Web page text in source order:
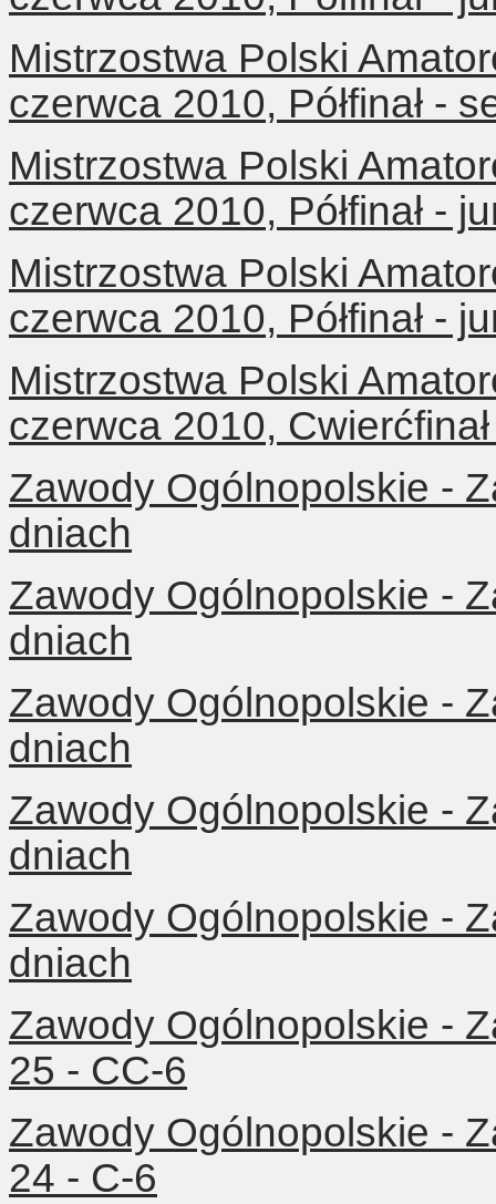
Mistrzostwa Polski
czerwca 2010, Półfinał -
Mistrzostwa Polski
czerwca 2010, Półfinał -
Mistrzostwa Polski
czerwca 2010, Półfinał -
Mistrzostwa Polski
czerwca 2010,
Zawody Ogólnopolskie -
dniach
Zawody Ogólnopolskie -
dniach
Zawody Ogólnopolskie -
dniach
Zawody Ogólnopolskie -
dniach
Zawody Ogólnopolskie -
dniach
Zawody Ogólnopolskie -
25 - CC-6
Zawody Ogólnopolskie -
24 - C-6